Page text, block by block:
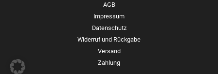
AGB
Impressum
Datenschutz
Widerruf und Rückgabe
Versand
Zahlung